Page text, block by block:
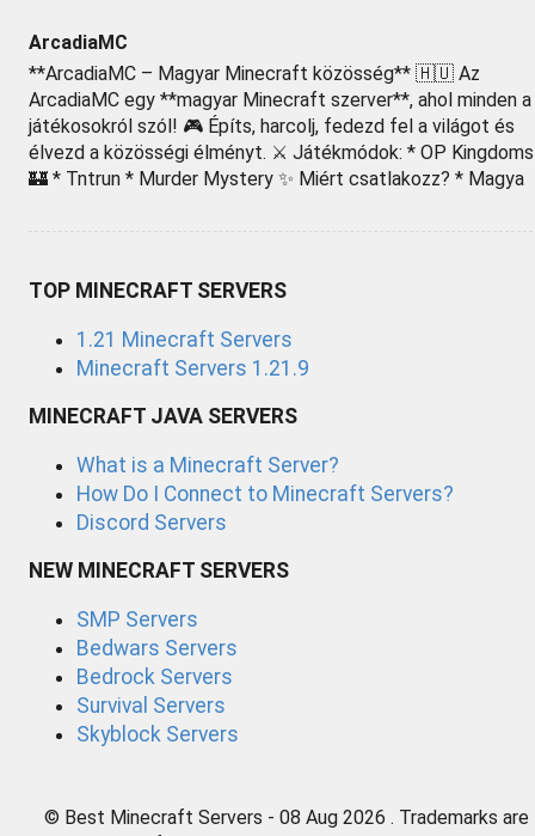
ArcadiaMC‎
**ArcadiaMC – Magyar Minecraft közösség** 🇭🇺 Az
ArcadiaMC egy **magyar Minecraft szerver**, ahol minden a
játékosokról szól! 🎮 Építs, harcolj, fedezd fel a világot és
élvezd a közösségi élményt. ⚔️ Játékmódok: * OP Kingdoms
🏰 * Tntrun * Murder Mystery ✨ Miért csatlakozz? * Magya
TOP MINECRAFT SERVERS
1.21 Minecraft Servers
Minecraft Servers 1.21.9
MINECRAFT JAVA SERVERS
What is a Minecraft Server?
How Do I Connect to Minecraft Servers?
Discord Servers
NEW MINECRAFT SERVERS
SMP Servers
Bedwars Servers
Bedrock Servers
Survival Servers
Skyblock Servers
© Best Minecraft Servers - 08 Aug 2026 . Trademarks are